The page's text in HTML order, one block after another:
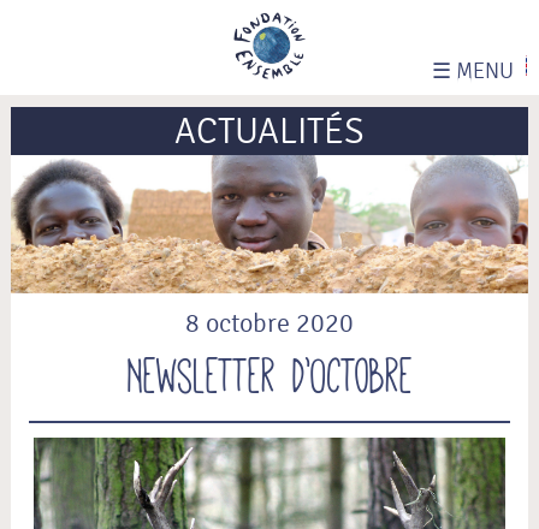
☰ MENU
ACTUALITÉS
8 octobre 2020
Newsletter d’Octobre